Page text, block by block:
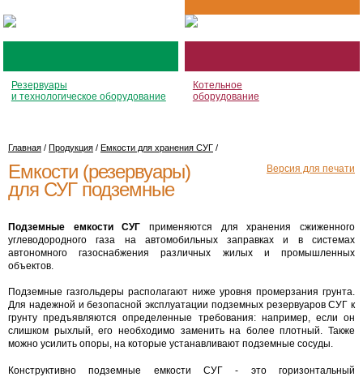
Резервуары
и технологическое оборудование
Котельное
оборудование
Главная / Продукция / Емкости для хранения СУГ /
Версия для печати
Емкости (резервуары)
для СУГ подземные
Подземные емкости СУГ применяются для хранения сжиженного
углеводородного газа на автомобильных заправках и в системах
автономного газоснабжения различных жилых и промышленных
объектов.
Подземные газгольдеры располагают ниже уровня промерзания грунта.
Для надежной и безопасной эксплуатации подземных резервуаров СУГ к
грунту предъявляются определенные требования: например, если он
слишком рыхлый, его необходимо заменить на более плотный. Также
можно усилить опоры, на которые устанавливают подземные сосуды.
Конструктивно подземные емкости СУГ - это горизонтальный